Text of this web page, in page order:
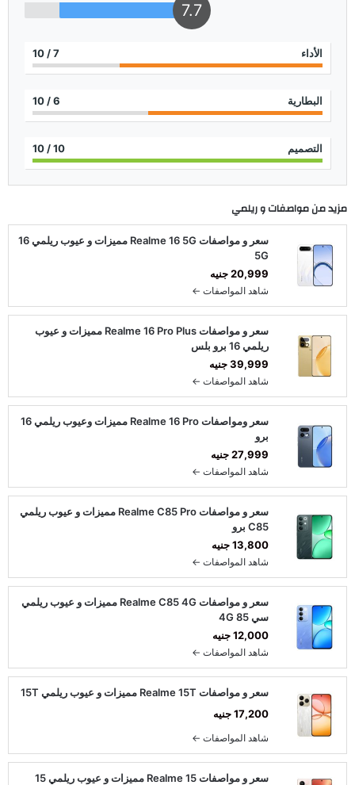
7.7
الأداء 7
/ 10
البطارية 6
/ 10
التصميم 10
/ 10
مزيد من مواصفات وريلمي
سعر و مواصفات Realme 16 5G مميزات و عيوب ريلمي 16
5G
20,999 جنيه
شاهد المواصفات ←
سعر و مواصفات Realme 16 Pro Plus مميزات و عيوب
ريلمي 16 برو بلس
39,999 جنيه
شاهد المواصفات ←
سعر ومواصفات Realme 16 Pro مميزات وعيوب ريلمي 16
برو
27,999 جنيه
شاهد المواصفات ←
سعر و مواصفات Realme C85 Pro مميزات و عيوب ريلمي
C85 برو
13,800 جنيه
شاهد المواصفات ←
سعر و مواصفات Realme C85 4G مميزات و عيوب ريلمي
سي 85 4G
12,000 جنيه
شاهد المواصفات ←
سعر و مواصفات Realme 15T مميزات و عيوب ريلمي 15T
17,200 جنيه
شاهد المواصفات ←
سعر و مواصفات Realme 15 مميزات و عيوب ريلمي 15